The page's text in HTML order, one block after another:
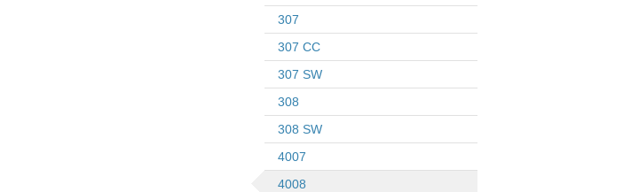
307
307 CC
307 SW
308
308 SW
4007
4008